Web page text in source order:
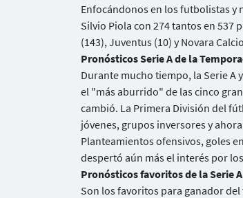
Enfocándonos en los futbolistas y
Silvio Piola con 274 tantos en 537
(143), Juventus (10) y Novara
Pronósticos Serie A de la
Durante mucho tiempo, la Serie A
el "más aburrido" de las cinco
cambió. La Primera División del
jóvenes, grupos inversores y
Planteamientos ofensivos, goles
despertó aún más el interés por
Pronósticos favoritos de la Serie
Son los favoritos para ganador